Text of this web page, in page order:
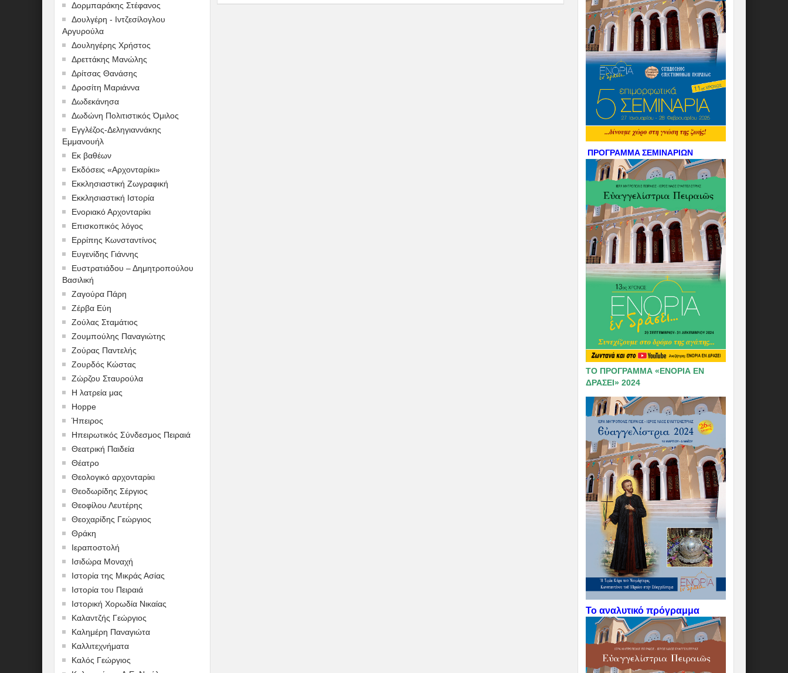
Δορμπαράκης Στέφανος
Δουλγέρη - Ιντζεσίλογλου
Αργυρούλα
Δουληγέρης Χρήστος
Δρεττάκης Μανώλης
Δρίτσας Θανάσης
Δροσίτη Μαριάννα
Δωδεκάνησα
Δωδώνη Πολιτιστικός Όμιλος
Εγγλέζος-Δεληγιαννάκης
Εμμανουήλ
Εκ βαθέων
Εκδόσεις «Αρχονταρίκι»
Εκκλησιαστική Ζωγραφική
Εκκλησιαστική Ιστορία
Ενοριακό Αρχονταρίκι
Επισκοπικός λόγος
Ερρίπης Κωνσταντίνος
Ευγενίδης Γιάννης
Ευστρατιάδου – Δημητροπούλου
Βασιλική
Ζαγούρα Πάρη
Ζέρβα Εύη
Ζούλας Σταμάτιος
Ζουμπούλης Παναγιώτης
Ζούρας Παντελής
Ζουρδός Κώστας
Ζώρζου Σταυρούλα
Η λατρεία μας
Hoppe
Ήπειρος
Ηπειρωτικός Σύνδεσμος Πειραιά
Θεατρική Παιδεία
Θέατρο
Θεολογικό αρχονταρίκι
Θεοδωρίδης Σέργιος
Θεοφίλου Λευτέρης
Θεοχαρίδης Γεώργιος
Θράκη
Ιεραποστολή
Ισιδώρα Μοναχή
Ιστορία της Μικράς Ασίας
Ιστορία του Πειραιά
Ιστορική Χορωδία Νικαίας
Καλαντζής Γεώργιος
Καλημέρη Παναγιώτα
Καλλιτεχνήματα
Καλός Γεώργιος
ΠΡΟΓΡΑΜΜΑ ΣΕΜΙΝΑΡΙΩΝ
ΤΟ ΠΡΟΓΡΑΜΜΑ «ΕΝΟΡΙΑ ΕΝ
ΔΡΑΣΕΙ» 2024
Το αναλυτικό πρόγραμμα